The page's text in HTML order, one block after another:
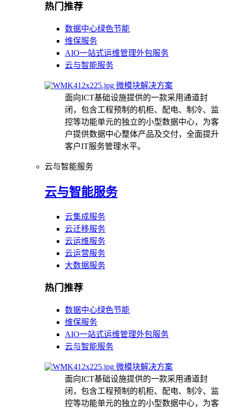
热门推荐
数据中心绿色节能
维保服务
AIO一站式运维管理外包服务
云与智能服务
微模块解决方案
面向ICT基础设施提供的一款采用通道封
闭，包含工程预制的机柜、配电、制冷、监
控等功能单元的独立的小型数据中心，为客
户提供数据中心整体产品及交付，全面提升
客户IT服务管理水平。
云与智能服务
云与智能服务
云集成服务
云迁移服务
云运维服务
云运营服务
大数据服务
热门推荐
数据中心绿色节能
维保服务
AIO一站式运维管理外包服务
云与智能服务
微模块解决方案
面向ICT基础设施提供的一款采用通道封
闭，包含工程预制的机柜、配电、制冷、监
控等功能单元的独立的小型数据中心，为客